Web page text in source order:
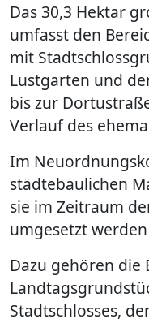
Das 30,3 Hektar
umfasst den
mit
Lustgarten und
bis zur
Verlauf des
Im
städtebaulichen
sie im Zeitraum
umgesetzt
Dazu gehören die
Stadtschlosses,